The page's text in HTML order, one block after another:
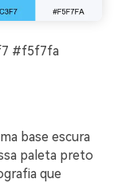
#f5f7fa
base escura
paleta preto
que